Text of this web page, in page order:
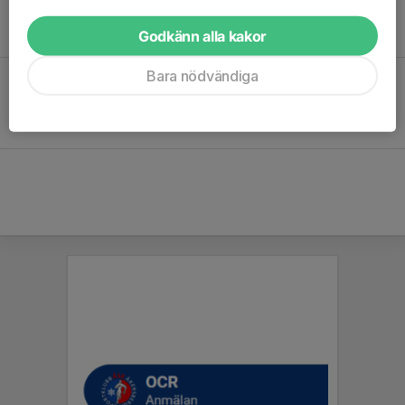
ungdomsledare Cajsa.Godkänn alla kakor
Bara nödvändiga